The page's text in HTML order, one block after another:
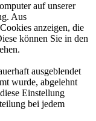
auf unserer
Aus
anzeigen, die
können Sie in den
ausgeblendet
wurde, abgelehnt
Einstellung
bei jedem